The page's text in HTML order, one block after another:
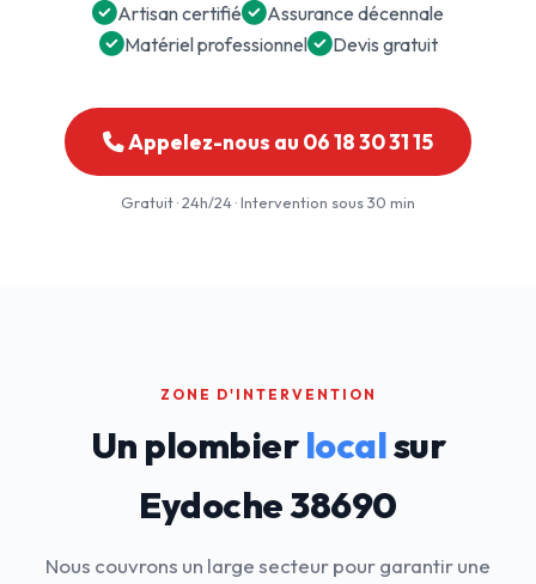
Artisan certifié
Assurance décennale
Matériel professionnel
Devis gratuit
Appelez-nous au 06 18 30 31 15
Gratuit · 24h/24 · Intervention sous 30 min
ZONE D'INTERVENTION
Un plombierlocalsur
Eydoche 38690
Nous couvrons un large secteur pour garantir une